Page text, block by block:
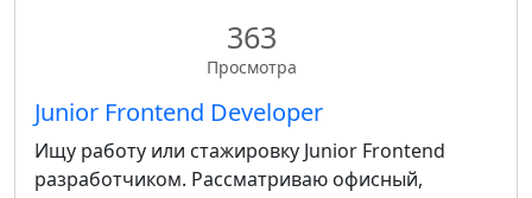
363
Просмотра
Junior Frontend Developer
Ищу работу или стажировку Junior Frontend
разработчиком. Рассматриваю офисный,